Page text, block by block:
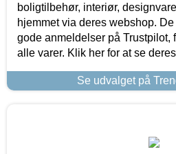
boligtilbehør, interiør,
hjemmet via deres webshop.
gode anmeldelser på Trustpilot,
alle varer. Klik her for at se
Se udvalget på